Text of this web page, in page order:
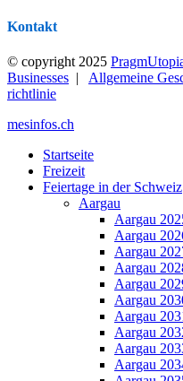
Kontakt
© copyright 2025
Businesses | Allgemeine
richtlinie
mesinfos.ch
Startseite
Freizeit
Feiertage in der Schweiz
Aargau
Aargau
Aargau
Aargau
Aargau
Aargau
Aargau
Aargau
Aargau
Aargau
Aargau